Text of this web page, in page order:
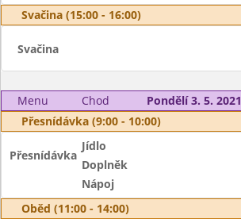
Svačina (15:00 - 16:00)
Svačina
Menu Chod
Pondělí 3. 5. 2021
Přesnídávka (9:00 - 10:00)
Přesnídávka
Jídlo
Doplněk
Nápoj
Oběd (11:00 - 14:00)